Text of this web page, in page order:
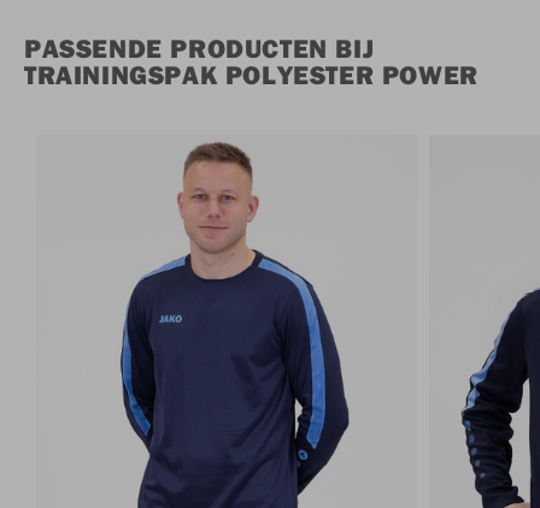
PASSENDE PRODUCTEN BIJ
TRAININGSPAK POLYESTER POWER